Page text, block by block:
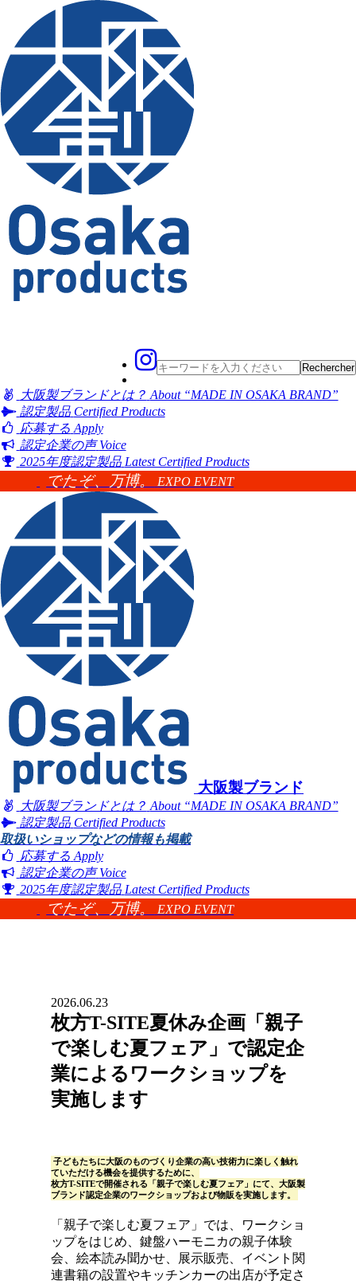
大阪製ブランドとは？ About “MADE IN OSAKA BRAND”
認定製品 Certified Products
応募する Apply
認定企業の声 Voice
2025年度認定製品 Latest Certified Products
でたぞ、万博。 EXPO EVENT
大阪製ブランド
大阪製ブランドとは？ About “MADE IN OSAKA BRAND”
認定製品 Certified Products
取扱いショップなどの情報も掲載
応募する Apply
認定企業の声 Voice
2025年度認定製品 Latest Certified Products
でたぞ、万博。 EXPO EVENT
2026.06.23
枚方T-SITE夏休み企画「親子
で楽しむ夏フェア」で認定企
業によるワークショップを
実施します
子どもたちに大阪のものづくり企業の高い技術力に楽しく触れ
ていただける機会を提供するために、
枚方T-SITEで開催される「親子で楽しむ夏フェア」にて、大阪製
ブランド認定企業のワークショップおよび物販を実施します。
「親子で楽しむ夏フェア」では、ワークショ
ップをはじめ、鍵盤ハーモニカの親子体験
会、絵本読み聞かせ、展示販売、イベント関
連書籍の設置やキッチンカーの出店が予定さ